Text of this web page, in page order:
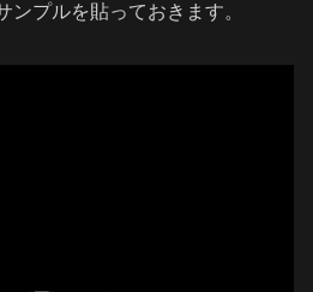
ンプルを貼っておきます。